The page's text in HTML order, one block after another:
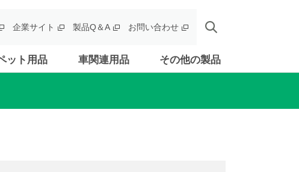
ット用品 車関連用品 その他の製品
企業サイト 製品Q＆A お問い合わせ